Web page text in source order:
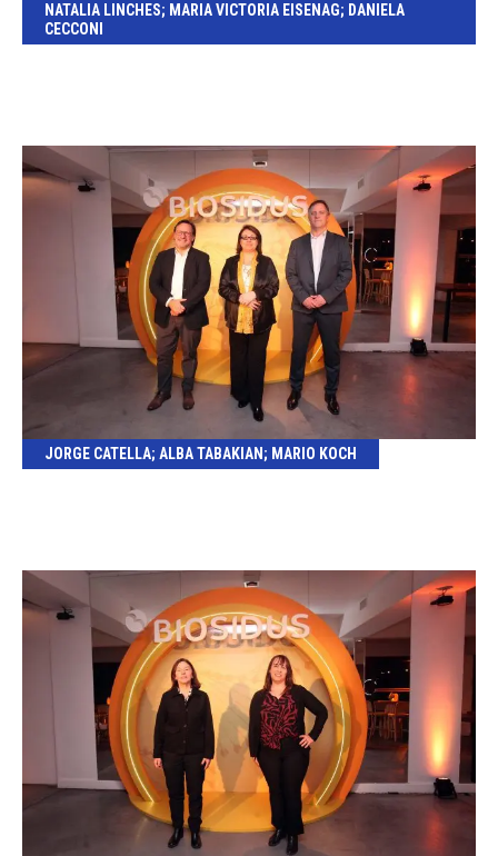
NATALIA LINCHES; MARIA VICTORIA EISENAG; DANIELA
CECCONI
JORGE CATELLA; ALBA TABAKIAN; MARIO KOCH